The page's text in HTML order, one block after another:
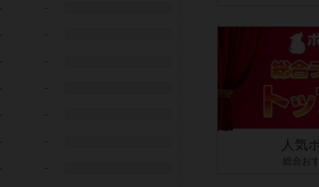
-
-
-
-
-
-
-
人気
総合お